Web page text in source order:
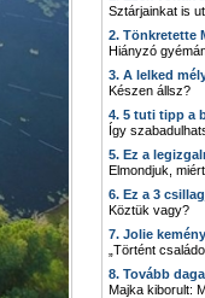
Sztárjainkat is
2. Tönkretette
Hiányzó
3. A lelked
Készen állsz?
4. 5 tuti tipp a
Így
5. Ez a
Elmondjuk,
6. Ez a 3
Köztük vagy?
7. Jolie
„Történt
8. Tovább
Majka kiborult: